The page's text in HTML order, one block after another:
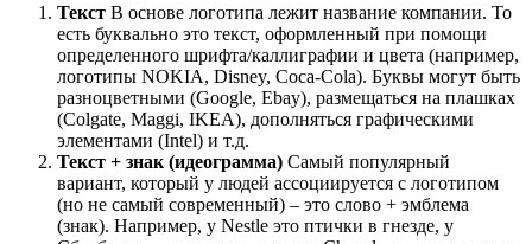
Текст В основе логотипа лежит название компании. То
есть буквально это текст, оформленный при помощи
определенного шрифта/каллиграфии и цвета (например,
логотипы NOKIA, Disney, Coca-Cola). Буквы могут быть
разноцветными (Google, Ebay), размещаться на плашках
(Colgate, Maggi, IKEA), дополняться графическими
элементами (Intel) и т.д.
Текст + знак (идеограмма) Самый популярный
вариант, который у людей ассоциируется с логотипом
(но не самый современный) – это слово + эмблема
(знак). Например, у Nestle это птички в гнезде, у